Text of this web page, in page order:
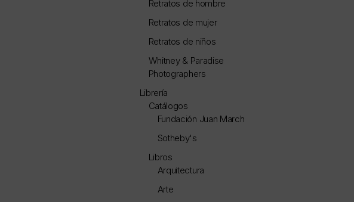
Retratos de hombre
Retratos de mujer
Retratos de niños
Whitney & Paradise
Photographers
Librería
Catálogos
Fundación Juan March
Sotheby's
Libros
Arquitectura
Arte